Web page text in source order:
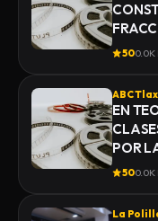
500.0K
ABC
EN
POR
500.0K
La